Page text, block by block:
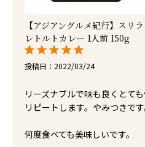
【アジアングルメ紀行】スリ
レトルトカレー 1人前 150g
投稿日 2022/03/24
リーズナブルで味も良くとて
リピートします。やみつきです
何度食べても美味しいです。